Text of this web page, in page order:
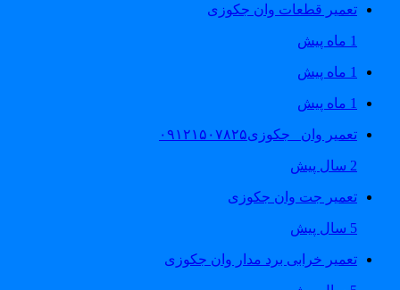
تعمیر قطعات وان جکوزی
1 ماه پیش
1 ماه پیش
تعمیر وان _جکوزی۰۹۱۲۱۵۰۷۸۲۵
تعمیر جت وان جکوزی
تعمیر خرابی برد مدار وان جکوزی